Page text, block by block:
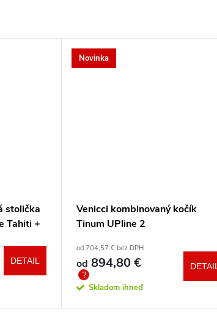
stolička
Tahiti +
DETAIL
Novinka
Venicci kombinovaný kočík
Tinum UPline 2
od 704,57 € bez DPH
od 894,80 €
?
Skladom ihneď
DETAIL